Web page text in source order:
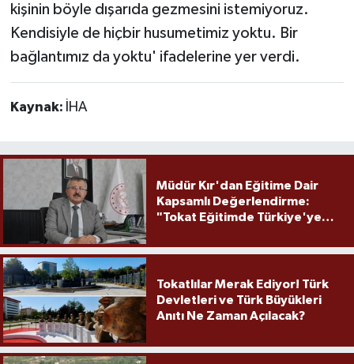
kişinin böyle dışarıda gezmesini istemiyoruz.
Kendisiyle de hiçbir husumetimiz yoktu. Bir
bağlantımız da yoktu' ifadelerine yer verdi.
Kaynak: İHA
Müdür Kır'dan Eğitime Dair
Kapsamlı Değerlendirme:
"Tokat Eğitimde Türkiye'ye
Tokatlılar Merak Ediyor! Türk
Devletleri ve Türk Büyükleri
Anıtı Ne Zaman Açılacak?